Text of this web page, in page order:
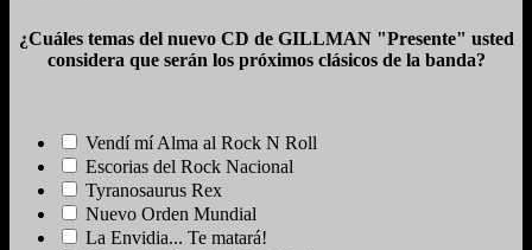
¿Cuáles temas del nuevo CD de GILLMAN "Presente" usted
considera que serán los próximos clásicos de la banda?
Vendí mí Alma al Rock N Roll
Escorias del Rock Nacional
Tyranosaurus Rex
Nuevo Orden Mundial
La Envidia... Te matará!